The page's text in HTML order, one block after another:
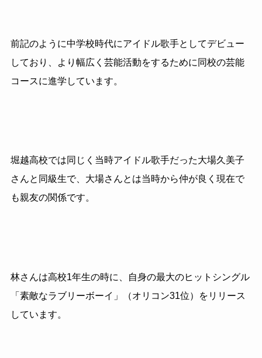
前記のように中学校時代にアイドル歌手としてデビュー
しており、より幅広く芸能活動をするために同校の芸能
コースに進学しています。
堀越高校では同じく当時アイドル歌手だった大場久美子
さんと同級生で、大場さんとは当時から仲が良く現在で
も親友の関係です。
林さんは高校1年生の時に、自身の最大のヒットシングル
「素敵なラブリーボーイ」（オリコン31位）をリリース
しています。